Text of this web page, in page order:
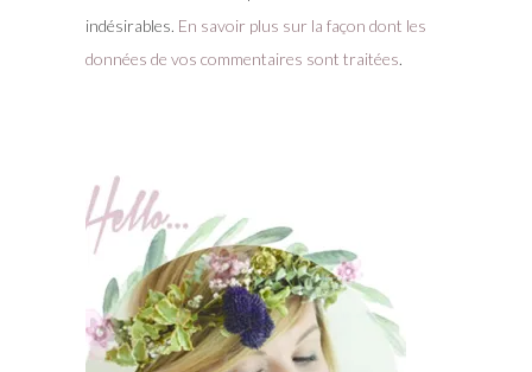
indésirables. En savoir plus sur la façon dont les
données de vos commentaires sont traitées.